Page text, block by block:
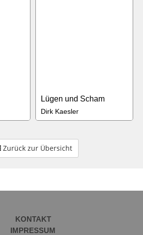
Lügen und Scham
Dirk Kaesler
Zurück zur Übersicht
KONTAKT
IMPRESSUM